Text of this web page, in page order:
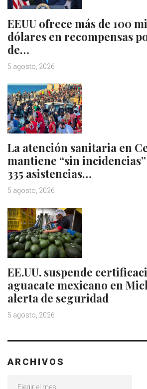
EEUU ofrece más de 100
dólares en recompensas
de…
5 agosto, 2026
La atención sanitaria en
mantiene “sin
335 asistencias…
5 agosto, 2026
EE.UU. suspende
aguacate mexicano en
alerta de seguridad
5 agosto, 2026
ARCHIVOS